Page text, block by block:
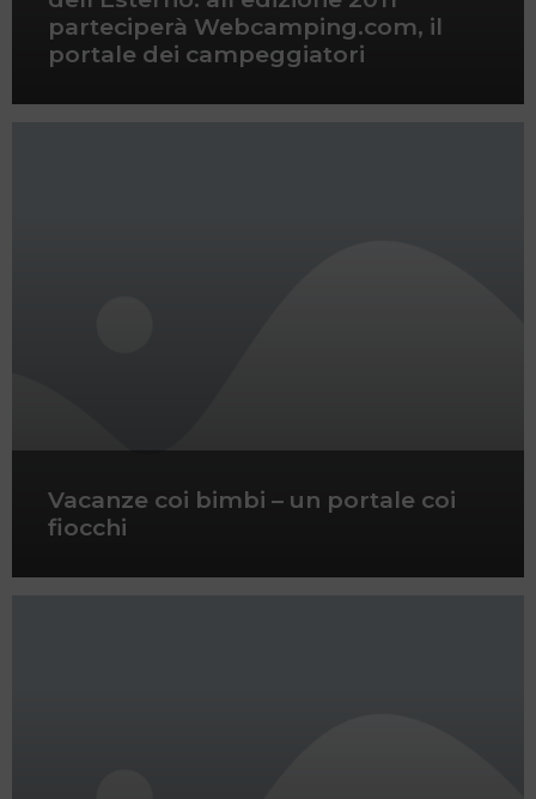
parteciperà Webcamping.com, il
portale dei campeggiatori
Vacanze coi bimbi – un portale coi
fiocchi